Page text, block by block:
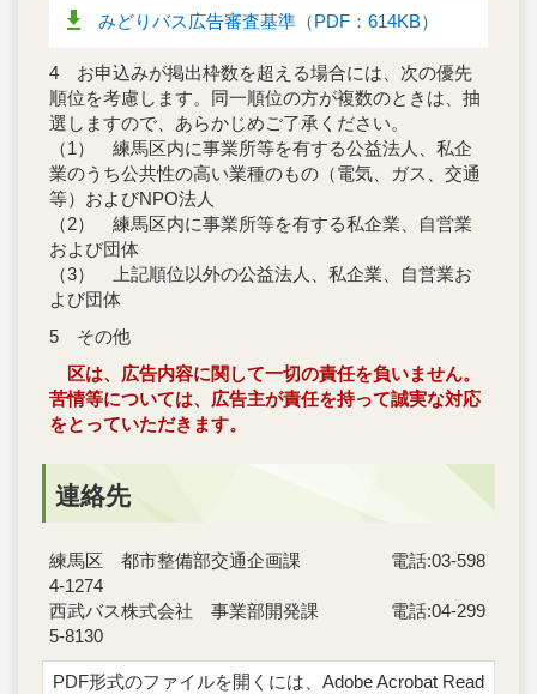
みどりバス広告審査基準（PDF：614KB）
4 お申込みが掲出枠数を超える場合には、次の優先
順位を考慮します。同一順位の方が複数のときは、抽
選しますので、あらかじめご了承ください。
（1） 練馬区内に事業所等を有する公益法人、私企
業のうち公共性の高い業種のもの（電気、ガス、交通
等）およびNPO法人
（2） 練馬区内に事業所等を有する私企業、自営業
および団体
（3） 上記順位以外の公益法人、私企業、自営業お
よび団体
5 その他
区は、広告内容に関して一切の責任を負いません。
苦情等については、広告主が責任を持って誠実な対応
をとっていただきます。
連絡先
練馬区 都市整備部交通企画課 電話:03-598
4-1274
西武バス株式会社 事業部開発課 電話:04-299
5-8130
PDF形式のファイルを開くには、Adobe Acrobat Read